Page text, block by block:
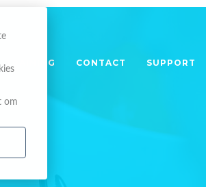
om
TRAINING CONTACT SUPPORT